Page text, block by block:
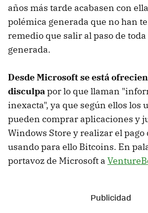
años más tarde acabasen con
polémica generada que no han
remedio que salir al paso de
generada.
Desde Microsoft se está
disculpapor lo que llaman
inexacta", ya que según ellos los
pueden comprar aplicaciones y
Windows Store y realizar el pago
usando para ello Bitcoins. En
portavoz de Microsoft a